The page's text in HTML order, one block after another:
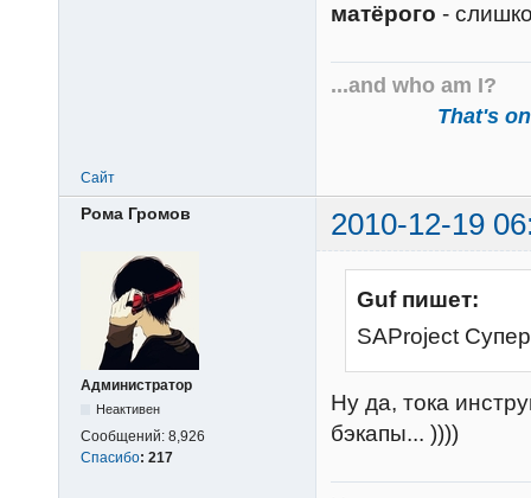
матёрого -
...and who am I?
That's
Сайт
Рома Громов 2010-12-19
Администратор
Неактивен
Сообщений: 8,926
Спасибо: 217
Guf пишет:
SAProject
Ну да, тока
бэкапы... ))))